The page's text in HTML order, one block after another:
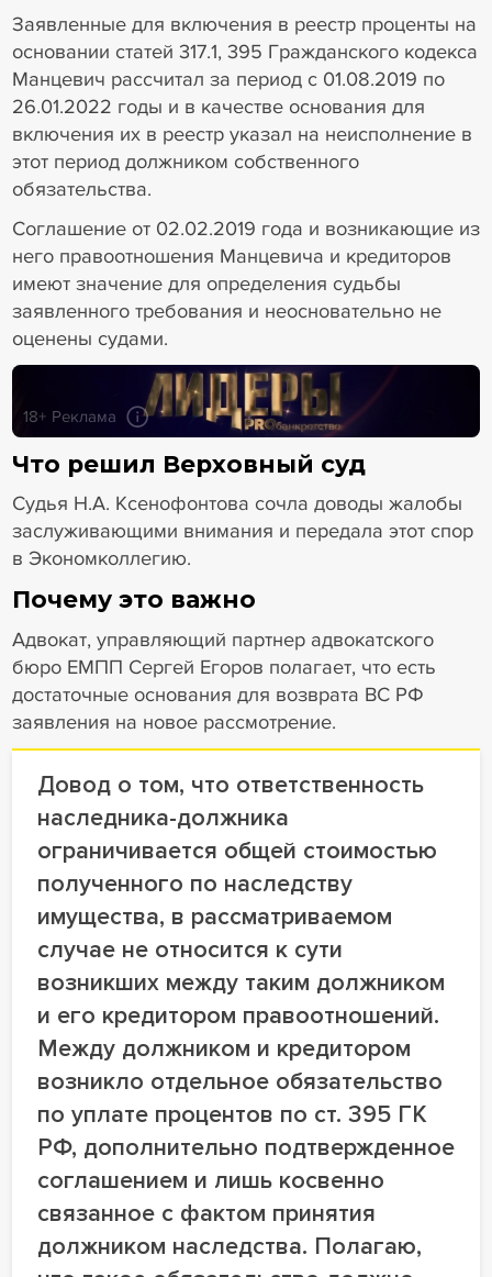
Заявленные для включения в реестр проценты на
основании статей 317.1, 395 Гражданского кодекса
Манцевич рассчитал за период с 01.08.2019 по
26.01.2022 годы и в качестве основания для
включения их в реестр указал на неисполнение в
этот период должником собственного
обязательства.
Соглашение от 02.02.2019 года и возникающие из
него правоотношения Манцевича и кредиторов
имеют значение для определения судьбы
заявленного требования и неосновательно не
оценены судами.
18+ Реклама
Что решил Верховный суд
Судья Н.А. Ксенофонтова сочла доводы жалобы
заслуживающими внимания и передала этот спор
в Экономколлегию.
Почему это важно
Адвокат, управляющий партнер адвокатского
бюро ЕМПП Сергей Егоров полагает, что есть
достаточные основания для возврата ВС РФ
заявления на новое рассмотрение.
Довод о том, что ответственность
наследника-должника
ограничивается общей стоимостью
полученного по наследству
имущества, в рассматриваемом
случае не относится к сути
возникших между таким должником
и его кредитором правоотношений.
Между должником и кредитором
возникло отдельное обязательство
по уплате процентов по ст. 395 ГК
РФ, дополнительно подтвержденное
соглашением и лишь косвенно
связанное с фактом принятия
должником наследства. Полагаю,